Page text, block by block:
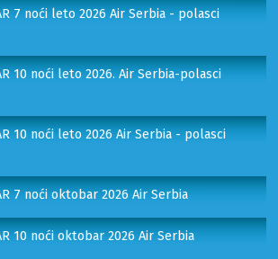
7 noći leto 2026 Air Serbia - polasci
10 noći leto 2026. Air Serbia-polasci
10 noći leto 2026 Air Serbia - polasci
7 noći oktobar 2026 Air Serbia
10 noći oktobar 2026 Air Serbia